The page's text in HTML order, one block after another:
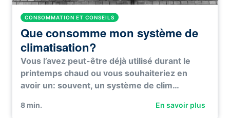
CONSOMMATION ET CONSEILS
Que consomme mon système de
climatisation?
Vous l’avez peut-être déjà utilisé durant le
printemps chaud ou vous souhaiteriez en
avoir un: souvent, un système de clim…
8 min. En savoir plus